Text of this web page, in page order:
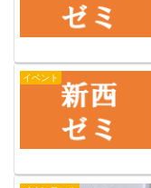
イベント